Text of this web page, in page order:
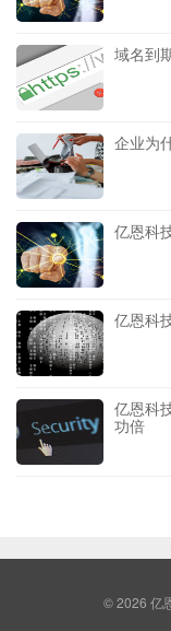
域名到
企业为
亿恩科
亿恩科
亿恩科
功倍
© 2026 亿